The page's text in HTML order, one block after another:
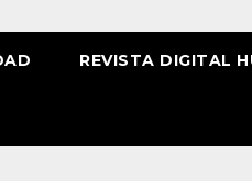
REVISTA DIGITAL